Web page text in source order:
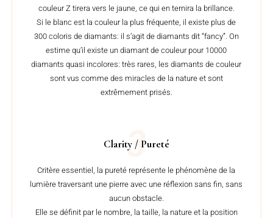
couleur Z tirera vers le jaune, ce qui en ternira la brillance.
Si le blanc est la couleur la plus fréquente, il existe plus de
300 coloris de diamants: il s’agit de diamants dit “fancy”. On
estime qu’il existe un diamant de couleur pour 10000
diamants quasi incolores: très rares, les diamants de couleur
sont vus comme des miracles de la nature et sont
extrêmement prisés.
3
Clarity / Pureté
Critère essentiel, la pureté représente le phénomène de la
lumière traversant une pierre avec une réflexion sans fin, sans
aucun obstacle.
Elle se définit par le nombre, la taille, la nature et la position